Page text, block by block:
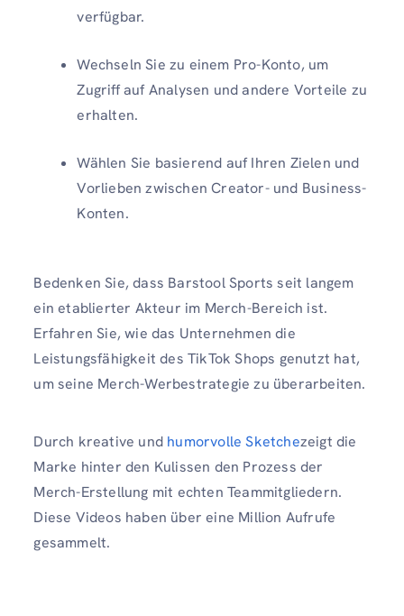
verfügbar.
Wechseln Sie zu einem Pro-Konto, um
Zugriff auf Analysen und andere Vorteile zu
erhalten.
Wählen Sie basierend auf Ihren Zielen und
Vorlieben zwischen Creator- und Business-
Konten.
Bedenken Sie, dass Barstool Sports seit langem
ein etablierter Akteur im Merch-Bereich ist.
Erfahren Sie, wie das Unternehmen die
Leistungsfähigkeit des TikTok Shops genutzt hat,
um seine Merch-Werbestrategie zu überarbeiten.
Durch kreative und humorvolle Sketchezeigt die
Marke hinter den Kulissen den Prozess der
Merch-Erstellung mit echten Teammitgliedern.
Diese Videos haben über eine Million Aufrufe
gesammelt.